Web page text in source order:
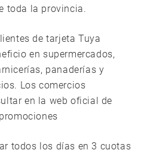
toda la provincia.
de tarjeta Tuya
en supermercados,
panaderías y
Los comercios
en la web oficial de
todos los días en 3 cuotas